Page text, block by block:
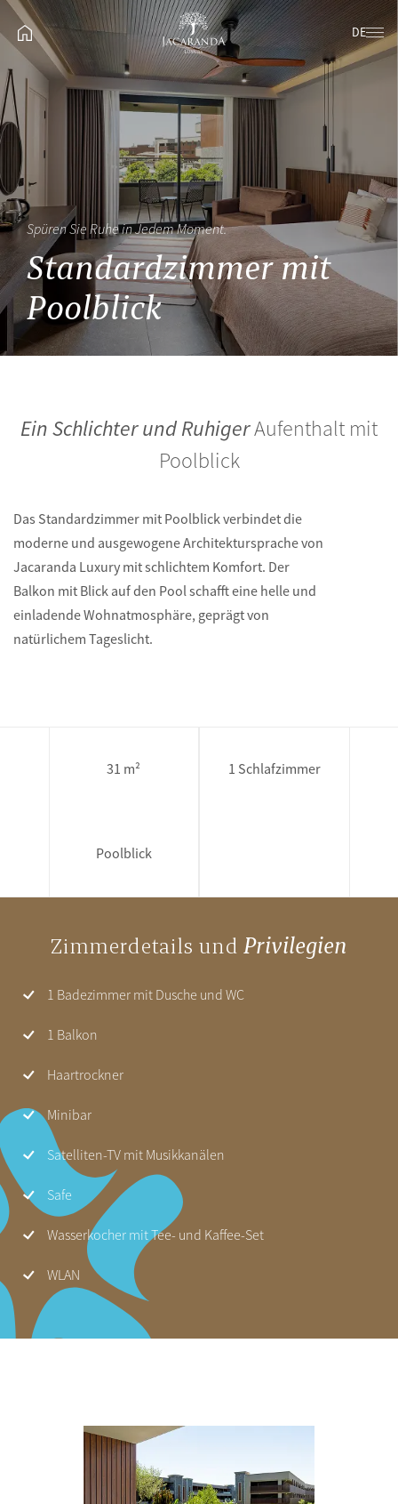
DE
Spüren Sie Ruhe in Jedem Moment.
Standardzimmer mit
Poolblick
Ein Schlichter und RuhigerAufenthalt mit
Poolblick
Das Standardzimmer mit Poolblick verbindet die
moderne und ausgewogene Architektursprache von
Jacaranda Luxury mit schlichtem Komfort. Der
Balkon mit Blick auf den Pool schafft eine helle und
einladende Wohnatmosphäre, geprägt von
natürlichem Tageslicht.
31 m² 1 Schlafzimmer
Poolblick
Zimmerdetails und Privilegien
1 Badezimmer mit Dusche und WC
1 Balkon
Haartrockner
Minibar
Satelliten-TV mit Musikkanälen
Safe
Wasserkocher mit Tee- und Kaffee-Set
WLAN